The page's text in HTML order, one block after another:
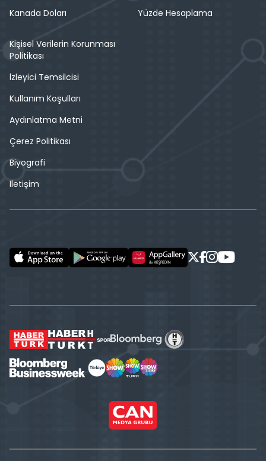
Kanada Doları
Yüzde Hesaplama
Kişisel Verilerin Korunması
Politikası
İzleyici Temsilcisi
Kullanım Koşulları
Aydınlatma Metni
Çerez Politikası
Biyografi
İletişim